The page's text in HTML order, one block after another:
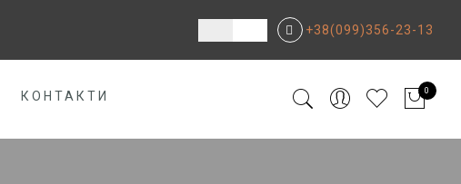
+38(099)356-23-13
КОНТАКТИ 0